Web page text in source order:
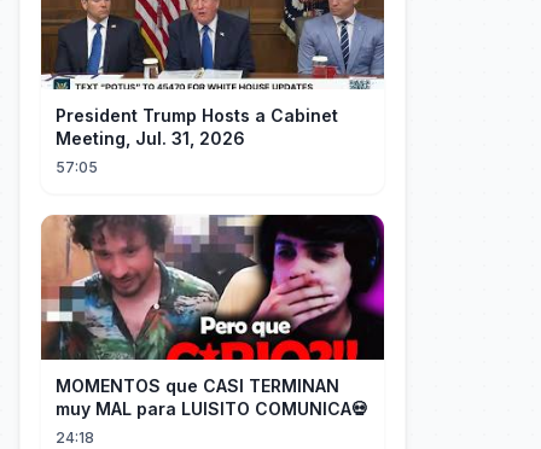
President Trump Hosts a Cabinet
Meeting, Jul. 31, 2026
57:05
MOMENTOS que CASI TERMINAN
muy MAL para LUISITO COMUNICA💀
24:18